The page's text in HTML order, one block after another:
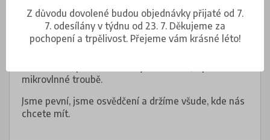
Dejte pozor, aby pod voděodolnými štítky nebyly
vzduchové bubliny. Do myčky nebo do pračky je
můžete dát až po 24 hodinách.
mikrovlnné troubě.
Jsme pevní, jsme osvědčení a držíme všude, kde nás
chcete mít.
Z důvodu dovolené budou objednávky přijaté od 7.
7. odesílány v týdnu od 23. 7. Děkujeme za
pochopení a trpělivost. Přejeme vám krásné léto!